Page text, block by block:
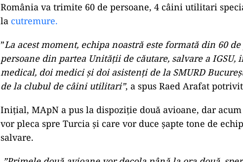
România va trimite 60 de persoane, 4 câini utilitari
la cutremure.
”La acest moment, echipa noastră este formată din 60 de
persoane din partea Unităţii de căutare, salvare a IGSU,
medical, doi medici şi doi asistenţi de la SMURD
de la clubul de câini utilitari”, a spus Raed Arafat potrivit